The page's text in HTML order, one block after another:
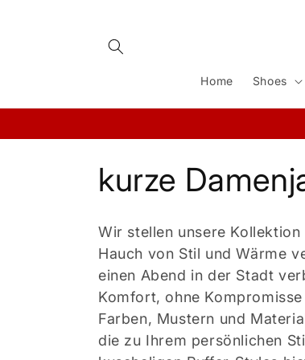
Home Shoes
K
a
t
e
g
kurze
Wir stellen unsere
Hauch von Stil und Wärme
einen Abend in der Stadt
Komfort, ohne
Farben, Mustern und
die zu Ihrem persönlichen